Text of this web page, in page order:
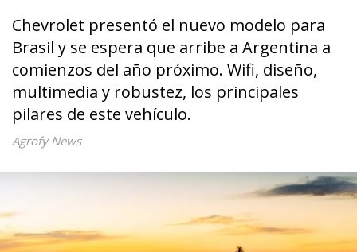
Chevrolet presentó el nuevo modelo para
Brasil y se espera que arribe a Argentina a
comienzos del año próximo. Wifi, diseño,
multimedia y robustez, los principales
pilares de este vehículo.
Agrofy News